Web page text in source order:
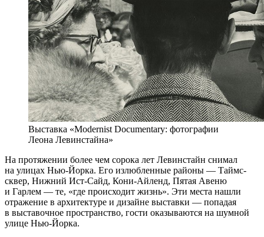
Выставка «Modernist Documentary: фотографии
Леона Левинстайна»
На протяжении более чем сорока лет Левинстайн снимал
на улицах Нью-Йорка. Его излюбленные районы — Таймс-
сквер, Нижний Ист-Сайд, Кони-Айленд, Пятая Авеню
и Гарлем — те, «где происходит жизнь». Эти места нашли
отражение в архитектуре и дизайне выставки — попадая
в выставочное пространство, гости оказываются на шумной
улице Нью-Йорка.